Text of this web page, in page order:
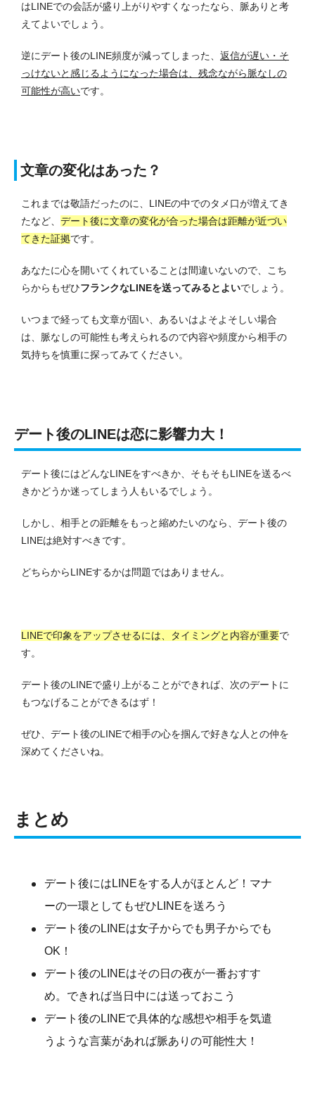
はLINEでの会話が盛り上がりやすくなったなら、脈ありと考
えてよいでしょう。
逆にデート後のLINE頻度が減ってしまった、 返信が遅い・そ
っけないと感じるようになった場合は、残念ながら脈なしの
可能性が高いです。
文章の変化はあった？
これまでは敬語だったのに、LINEの中でのタメ口が増えてき
たなど、 デート後に文章の変化が合った場合は距離が近づい
てきた証拠です。
あなたに心を開いてくれていることは間違いないので、こち
らからもぜひフランクなLINEを送ってみるとよいでしょう。
いつまで経っても文章が固い、あるいはよそよそしい場合
は、脈なしの可能性も考えられるので内容や頻度から相手の
気持ちを慎重に探ってみてください。
デート後のLINEは恋に影響力大！
デート後にはどんなLINEをすべきか、そもそもLINEを送るべ
きかどうか迷ってしまう人もいるでしょう。
しかし、相手との距離をもっと縮めたいのなら、デート後の
LINEは絶対すべきです。
どちらからLINEするかは問題ではありません。
LINEで印象をアップさせるには、タイミングと内容が重要で
す。
デート後のLINEで盛り上がることができれば、次のデートに
もつなげることができるはず！
ぜひ、デート後のLINEで相手の心を掴んで好きな人との仲を
深めてくださいね。
まとめ
デート後にはLINEをする人がほとんど！マナ
ーの一環としてもぜひLINEを送ろう
デート後のLINEは女子からでも男子からでも
OK！
デート後のLINEはその日の夜が一番おすす
め。できれば当日中には送っておこう
デート後のLINEで具体的な感想や相手を気遣
うような言葉があれば脈ありの可能性大！